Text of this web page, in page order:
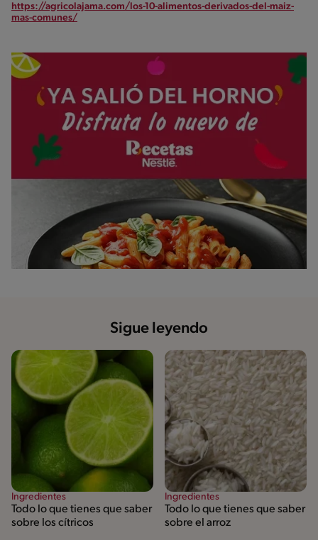
https://agricolajama.com/los-10-alimentos-derivados-del-maiz-
mas-comunes/
Sigue leyendo
Ingredientes
Todo lo que tienes que saber
sobre los cítricos
Ingredientes
Todo lo que tienes que saber
sobre el arroz